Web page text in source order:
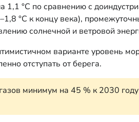
1,1 °C по сравнению с
°C к концу века),
солнечной и ветровой
варианте уровень
отступать от берега.
минимум на 45 % к 2030